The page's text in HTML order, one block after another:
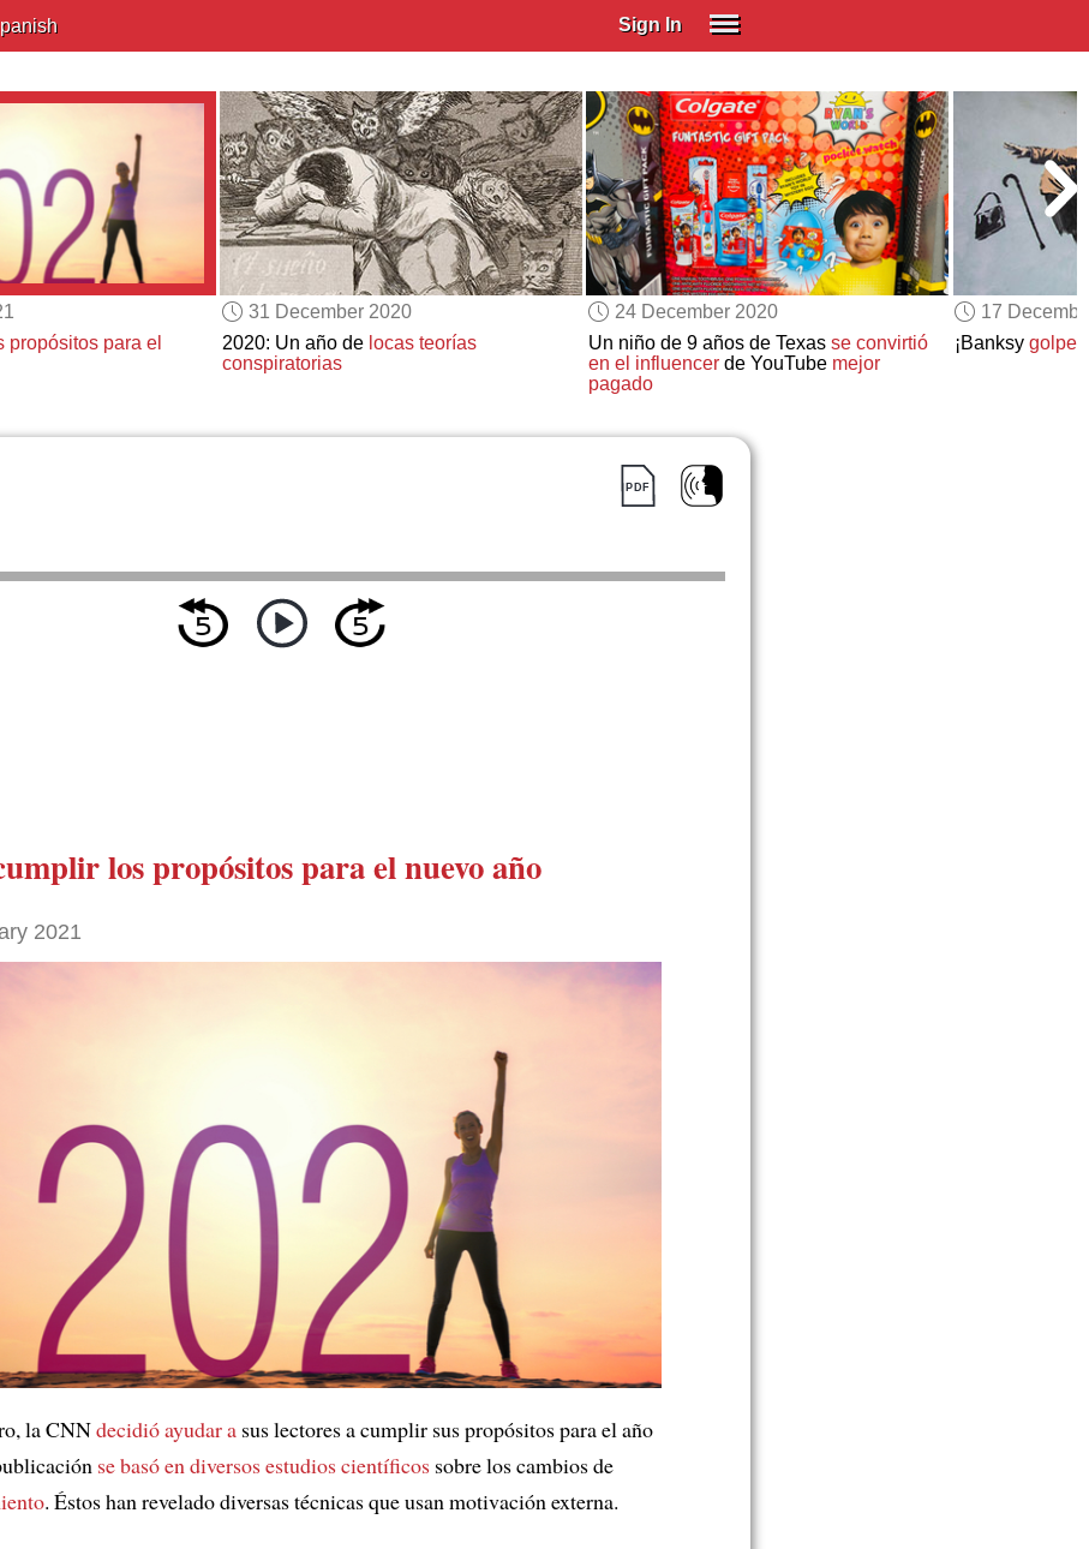
Sign In
Spanish (Spain)
Spanish (Latino)
SUBSCRIBE
EDUCATIONAL LICENSES
GIFT CARDS
OTHER LANGUAGES
ABOUT US
propósitos para el
31 December 2020
2020: Un año de locas teorías
conspiratorias
24 December 2020
Un niño de 9 años de Texas se convirtió
en el influencerde YouTube mejor
pagado
17
¡Banksy
los propósitos para el nuevo año
2021
la CNNdecidió ayudar a sus lectores a cumplir sus propósitos para el año
se basó endiversos estudios científicos sobre los cambios de
. Éstos han revelado diversas técnicas que usan motivación externa.